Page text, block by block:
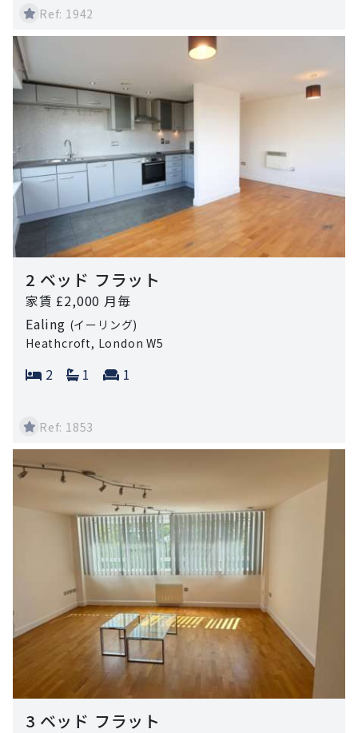
Ref: 1942
2 ベッド フラット
家賃 £2,000 月毎
Ealing (イーリング)
Heathcroft, London W5
Bedrooms:
2 Bathrooms:
1 Reception rooms:
1
Ref: 1853
3 ベッド フラット